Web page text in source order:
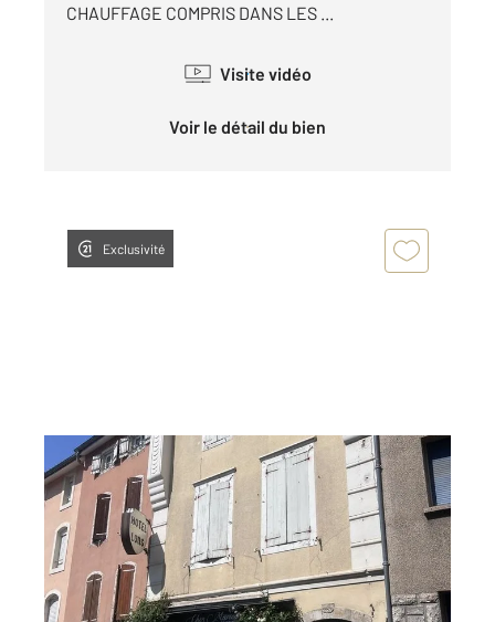
CHAUFFAGE COMPRIS DANS LES ...
Visite vidéo
Voir le détail du bien
Exclusivité
FOIX 09
98,88 m2, 3 pièces
Ref : 5999
Appartement F3 à louer
690 €
par mois charges comprises